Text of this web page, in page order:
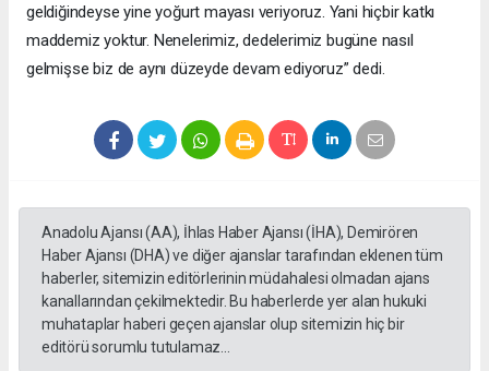
geldiğindeyse yine yoğurt mayası veriyoruz. Yani hiçbir katkı
maddemiz yoktur. Nenelerimiz, dedelerimiz bugüne nasıl
gelmişse biz de aynı düzeyde devam ediyoruz” dedi.
Anadolu Ajansı (AA), İhlas Haber Ajansı (İHA), Demirören
Haber Ajansı (DHA) ve diğer ajanslar tarafından eklenen tüm
haberler, sitemizin editörlerinin müdahalesi olmadan ajans
kanallarından çekilmektedir. Bu haberlerde yer alan hukuki
muhataplar haberi geçen ajanslar olup sitemizin hiç bir
editörü sorumlu tutulamaz...